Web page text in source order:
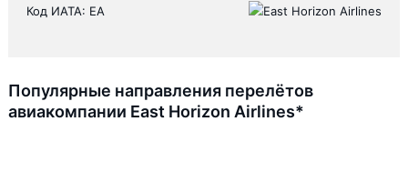
Код ИАТА: EA
Популярные направления перелётов
авиакомпании East Horizon Airlines*